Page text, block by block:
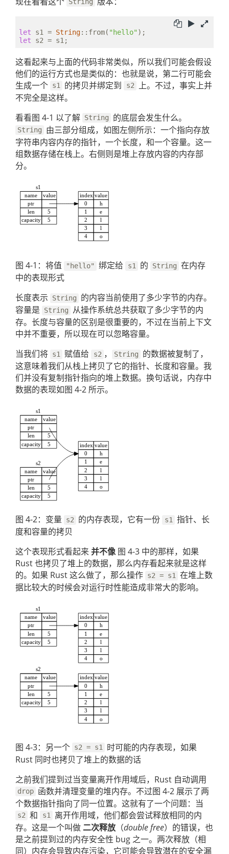
String
let s1 = String::from( "hello"
let
这看起来与上面的代码非常类似，所以我们可能会假设
他们的运行方式也是类似的：也就是说，第二行可能会
生成一个 s1 的拷贝并绑定到 s2 上。不过，事实上并
不完全是这样。
看看图 4-1 以了解 String 的底层会发生什么。
String
由三部分组成，如图左侧所示：一个指向存放
字符串内容内存的指针，一个长度，和一个容量。这一
组数据存储在栈上。右侧则是堆上存放内容的内存部
分。
图 4-1：将值 "hello" 绑定给 s1 的 String 在内存
中的表现形式
长度表示
String
的内容当前使用了多少字节的内存。
容量是
String
从操作系统总共获取了多少字节的内
存。长度与容量的区别是很重要的，不过在当前上下文
中并不重要，所以现在可以忽略容量。
当我们将 s1 赋值给 s2 ， String
的数据被复制了，
这意味着我们从栈上拷贝了它的指针、长度和容量。我
们并没有复制指针指向的堆上数据。换句话说，内存中
数据的表现如图 4-2 所示。
图 4-2：变量 s2 的内存表现，它有一份 s1 指针、长
度和容量的拷贝
这个表现形式看起来并不像图 4-3 中的那样，如果
Rust 也拷贝了堆上的数据，那么内存看起来就是这样
的。如果 Rust 这么做了，那么操作 s2 = s1 在堆上数
据比较大的时候会对运行时性能造成非常大的影响。
图 4-3：另一个 s2 = s1 时可能的内存表现，如果
Rust 同时也拷贝了堆上的数据的话
之前我们提到过当变量离开作用域后，Rust 自动调用
drop 函数并清理变量的堆内存。不过图 4-2 展示了两
个数据指针指向了同一位置。这就有了一个问题：当
s2 和 s1 离开作用域，他们都会尝试释放相同的内
存。这是一个叫做 二次释放 （double free）的错误，也
是之前提到过的内存安全性 bug 之一。两次释放（相
同）内存会导致内存污染，它可能会导致潜在的安全漏